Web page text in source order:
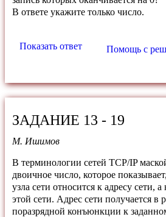
В ответе укажите только число.
Показать ответ Помощь с
ЗАДАНИЕ 13 - 19
М. Ишимов
В терминологии сетей TCP/IP
двоичное число, которое
узла сети относится к адресу сети, а
этой сети. Адрес сети получается в
поразрядной конъюнкции к